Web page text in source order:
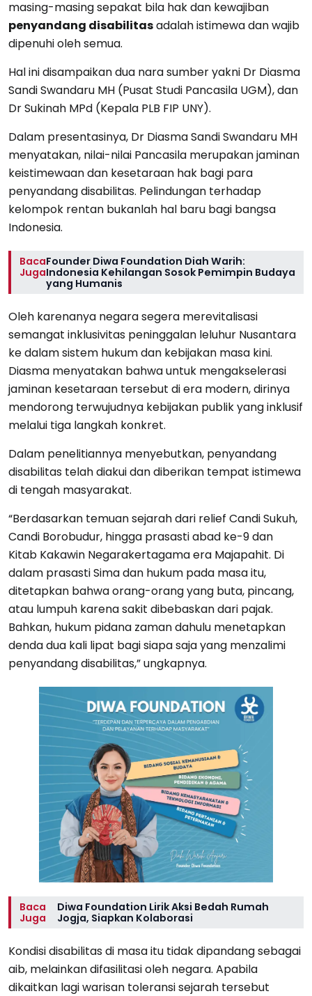
masing-masing sepakat bila hak dan kewajiban
penyandang disabilitasadalah istimewa dan wajib
dipenuhi oleh semua.
Hal ini disampaikan dua nara sumber yakni Dr Diasma
Sandi Swandaru MH (Pusat Studi Pancasila UGM), dan
Dr Sukinah MPd (Kepala PLB FIP UNY).
Dalam presentasinya, Dr Diasma Sandi Swandaru MH
menyatakan, nilai-nilai Pancasila merupakan jaminan
keistimewaan dan kesetaraan hak bagi para
penyandang disabilitas. Pelindungan terhadap
kelompok rentan bukanlah hal baru bagi bangsa
Indonesia.
Baca
Juga
Founder Diwa Foundation Diah Warih:
Indonesia Kehilangan Sosok Pemimpin Budaya
yang Humanis
Oleh karenanya negara segera merevitalisasi
semangat inklusivitas peninggalan leluhur Nusantara
ke dalam sistem hukum dan kebijakan masa kini.
Diasma menyatakan bahwa untuk mengakselerasi
jaminan kesetaraan tersebut di era modern, dirinya
mendorong terwujudnya kebijakan publik yang inklusif
melalui tiga langkah konkret.
Dalam penelitiannya menyebutkan, penyandang
disabilitas telah diakui dan diberikan tempat istimewa
di tengah masyarakat.
“Berdasarkan temuan sejarah dari relief Candi Sukuh,
Candi Borobudur, hingga prasasti abad ke-9 dan
Kitab Kakawin Negarakertagama era Majapahit. Di
dalam prasasti Sima dan hukum pada masa itu,
ditetapkan bahwa orang-orang yang buta, pincang,
atau lumpuh karena sakit dibebaskan dari pajak.
Bahkan, hukum pidana zaman dahulu menetapkan
denda dua kali lipat bagi siapa saja yang menzalimi
penyandang disabilitas,” ungkapnya.
Baca
Juga
Diwa Foundation Lirik Aksi Bedah Rumah
Jogja, Siapkan Kolaborasi
Kondisi disabilitas di masa itu tidak dipandang sebagai
aib, melainkan difasilitasi oleh negara. Apabila
dikaitkan lagi warisan toleransi sejarah tersebut